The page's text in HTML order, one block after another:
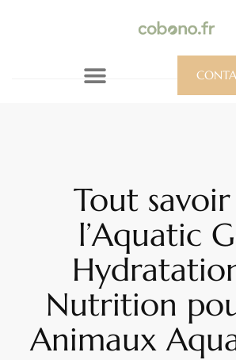
Tout
l’Aquatic
Nutrition
Animaux